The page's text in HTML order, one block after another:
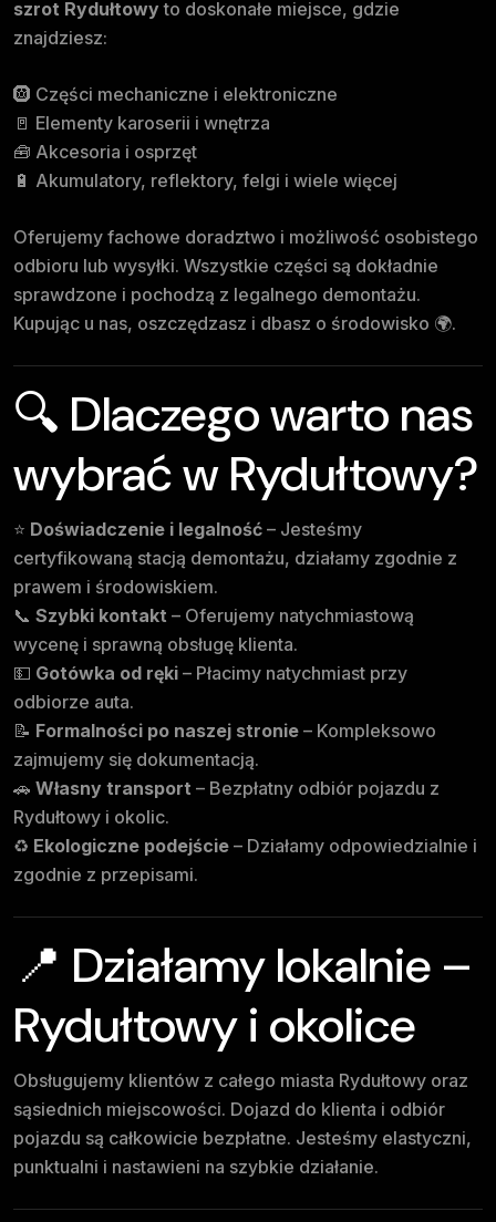
szrot Rydułtowy to doskonałe miejsce, gdzie
znajdziesz:
🛞 Części mechaniczne i elektroniczne
🚪 Elementy karoserii i wnętrza
🧰 Akcesoria i osprzęt
🔋 Akumulatory, reflektory, felgi i wiele więcej
Oferujemy fachowe doradztwo i możliwość osobistego
odbioru lub wysyłki. Wszystkie części są dokładnie
sprawdzone i pochodzą z legalnego demontażu.
Kupując u nas, oszczędzasz i dbasz o środowisko 🌍.
🔍 Dlaczego warto nas
wybrać w Rydułtowy?
⭐ Doświadczenie i legalność – Jesteśmy
certyfikowaną stacją demontażu, działamy zgodnie z
prawem i środowiskiem.
📞 Szybki kontakt – Oferujemy natychmiastową
wycenę i sprawną obsługę klienta.
💵 Gotówka od ręki – Płacimy natychmiast przy
odbiorze auta.
📝 Formalności po naszej stronie – Kompleksowo
zajmujemy się dokumentacją.
🚗 Własny transport – Bezpłatny odbiór pojazdu z
Rydułtowy i okolic.
♻️ Ekologiczne podejście – Działamy odpowiedzialnie i
zgodnie z przepisami.
📍 Działamy lokalnie –
Rydułtowy i okolice
Obsługujemy klientów z całego miasta Rydułtowy oraz
sąsiednich miejscowości. Dojazd do klienta i odbiór
pojazdu są całkowicie bezpłatne. Jesteśmy elastyczni,
punktualni i nastawieni na szybkie działanie.